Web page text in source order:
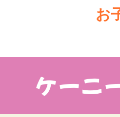
お
ケーニ